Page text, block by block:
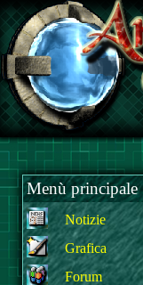
Menù principale
Notizie
Grafica
Forum